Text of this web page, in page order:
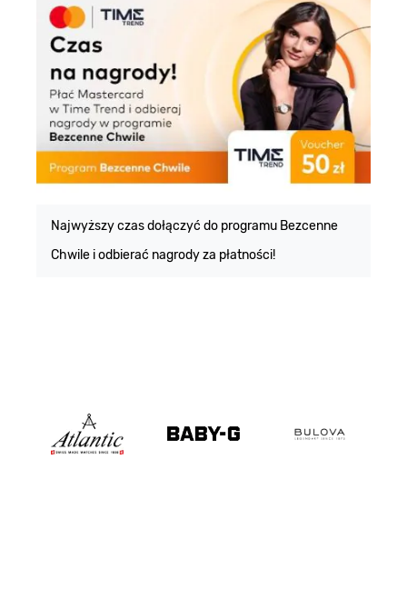
Najwyższy czas dołączyć do programu Bezcenne
Chwile i odbierać nagrody za płatności!